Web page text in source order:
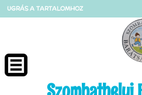
UGRÁS A TARTALOMHOZ